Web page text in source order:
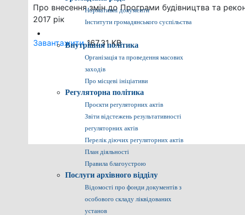
Нормативні документи
Інститути громадянського суспільства
Внутрішня політика
Організація та проведення масових
заходів
Про місцеві ініціативи
Регуляторна політика
Проєкти регуляторних актів
Звіти відстежень результативності
регуляторних актів
Перелік діючих регуляторних актів
План діяльності
Правила благоустрою
Послуги архівного відділу
Відомості про фонди документів з
особового складу ліквідованих
установ
Про внесення змін до Програми будівництва та
2017 рік
Завантажити167.31 KB